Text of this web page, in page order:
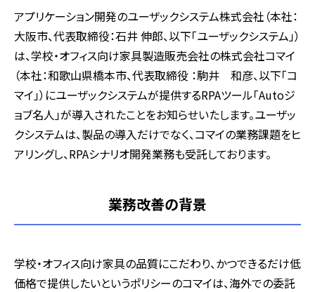
アプリケーション開発のユーザックシステム株式会社（本社：
大阪市、代表取締役：石井 伸郎、以下「ユーザックシステム」）
は、学校・オフィス向け家具製造販売会社の株式会社コマイ
（本社：和歌山県橋本市、代表取締役 ：駒井 和彦、以下「コ
マイ」）にユーザックシステムが提供するRPAツール「Autoジ
ョブ名人」が導入されたことをお知らせいたします。ユーザッ
クシステムは、製品の導入だけでなく、コマイの業務課題をヒ
アリングし、RPAシナリオ開発業務も受託しております。
業務改善の背景
学校・オフィス向け家具の品質にこだわり、かつできるだけ低
価格で提供したいというポリシーのコマイは、海外での委託